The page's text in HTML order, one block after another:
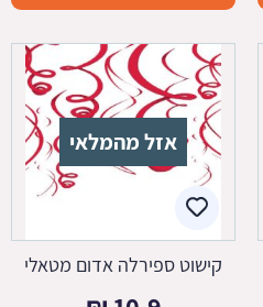
אזל מהמלאי
קישוט ספירלה אדום מטאלי